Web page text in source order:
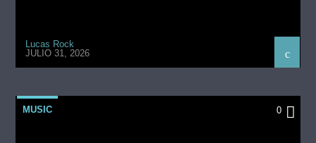
Lucas Rock
JULIO 31, 2026
MUSIC 0